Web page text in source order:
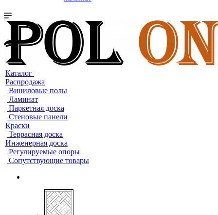
Каталог
Распродажа
Виниловые полы
Ламинат
Паркетная доска
Стеновые панели
Краски
Террасная доска
Инженерная доска
Регулируемые опоры
Сопутствующие товары